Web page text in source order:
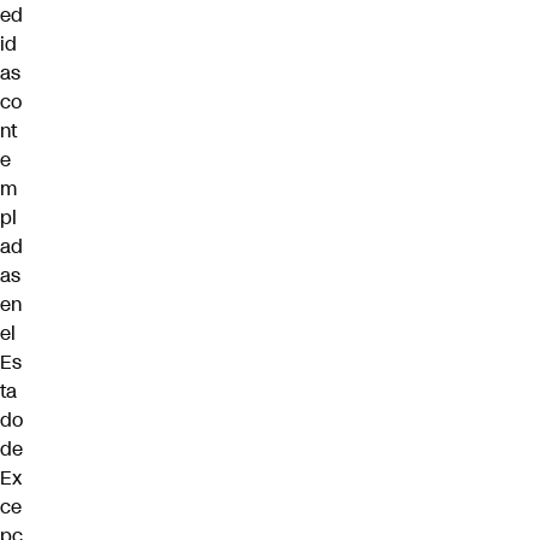
ed
id
as
co
nt
e
m
pl
ad
as
en
el
Es
ta
do
de
Ex
ce